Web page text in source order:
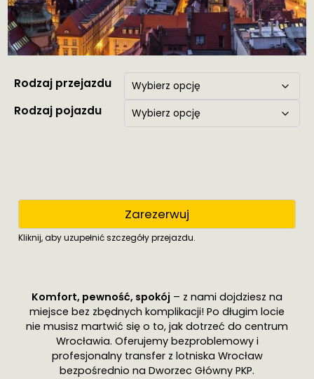
Rodzaj przejazdu
Rodzaj pojazdu
Zarezerwuj
Kliknij, aby uzupełnić szczegóły przejazdu.
Komfort, pewność, spokój – z nami dojdziesz na
miejsce bez zbędnych komplikacji! Po długim locie
nie musisz martwić się o to, jak dotrzeć do centrum
Wrocławia. Oferujemy bezproblemowy i
profesjonalny transfer z lotniska Wrocław
bezpośrednio na Dworzec Główny PKP.